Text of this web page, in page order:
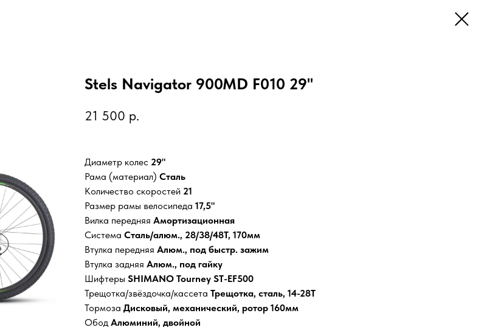
Stels Navigator 900MD F010 29''
21 500 р.
Диаметр колес 29"
Рама (материал) Сталь
Количество скоростей 21
Размер рамы велосипеда 17,5"
Вилка передняя Амортизационная
Система Сталь/алюм., 28/38/48Т, 170мм
Втулка передняя Алюм., под быстр. зажим
Втулка задняя Алюм., под гайку
Шифтеры SHIMANO Tourney ST-EF500
Трещотка/звёздочка/кассета Трещотка, сталь, 14-28Т
Тормоза Дисковый, механический, ротор 160мм
Обод Алюминий, двойной